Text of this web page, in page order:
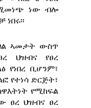
ነው ብሎ
ኣመታት ውስጥ
ህዝብና የፀረ
የነበረ ቢሆንም፣
የተነሳ ድርጅት፣
የሚከፍል
ፀረ ህዝብና ፀረ